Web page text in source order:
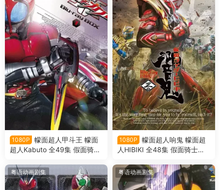
1080P
幪面超人甲斗王 幪面
超人Kabuto 全49集 假面骑士
版
1080P
幪面超人响鬼 幪面超
人HIBIKI 全48集 假面骑士响
粤语动画剧集 粤语动画剧集